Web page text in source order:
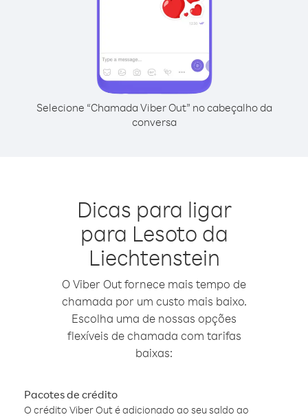
Selecione “Chamada Viber Out” no cabeçalho da
conversa
Dicas para ligar
para Lesoto da
Liechtenstein
O Viber Out fornece mais tempo de
chamada por um custo mais baixo.
Escolha uma de nossas opções
flexíveis de chamada com tarifas
baixas:
Pacotes de crédito
O crédito Viber Out é adicionado ao seu saldo ao